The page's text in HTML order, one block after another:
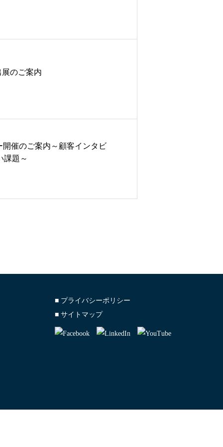
展のご案内
開催のご案内～顧客インタビ
課題～
■ プライバシーポリシー
■ サイトマップ